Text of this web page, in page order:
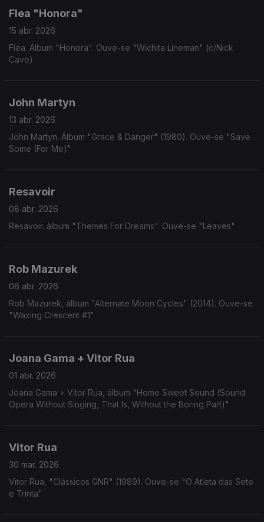
Flea "Honora"
15 abr. 2026
Flea. Álbum "Honora". Ouve-se "Wichita Lineman" (c/Nick
Cave)
John Martyn
13 abr. 2026
John Martyn. Álbum "Grace & Danger" (1980). Ouve-se "Save
Some (For Me)"
Resavoir
08 abr. 2026
Resavoir. àlbum "Themes For Dreams". Ouve-se "Leaves"
Rob Mazurek
06 abr. 2026
Rob Mazurek, álbum "Alternate Moon Cycles" (2014). Ouve-se
"Waxing Crescent #1"
Joana Gama + Vitor Rua
01 abr. 2026
Joana Gama + Vitor Rua, álbum "Home Sweet Sound (Sound
Opera Without Singing, That Is, Without the Boring Part)"
Vitor Rua
30 mar. 2026
Vitor Rua, "Clássicos GNR" (1989). Ouve-se "O Atleta das Sete
e Trinta"